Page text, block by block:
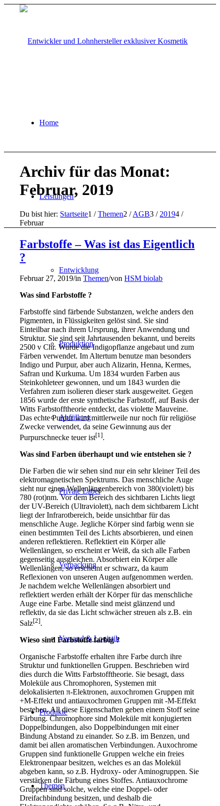
Home
Leistungen
Entwicklung
Produktion
Abfüllung
Private Label
Verpackung
Versand & Logistik
Produkte
Themen
Archiv für das Monat:
Februar, 2019
Du bist hier: Startseite1 / Themen2 / AGB3 / 20194 /
Februar
Farbstoffe – Was ist das Eigentlich
?
Februar 27, 2019/inThemen/vonHSM biolab
Was sind Farbstoffe ?
Farbstoffe sind färbende Substanzen, welche anders den
Pigmenten, in Flüssigkeiten gelöst sind. Sie sind
Einteilbar nach ihrem Ursprung, ihrer Anwendung und
Struktur. Sie sind seit Jahrtausenden bekannt, und bereits
2500 v Chr. Wurde die Indigopflanze angebaut und zum
Färben verwendet. Im Altertum benutze man besonders
Indigo und Purpur, aber auch Alizarin, Henna, Kermes,
Safran und Kurkuma. Um 1834 wurden Farben aus
Steinkohleteer gewonnen, und um 1843 wurden die
Verfahren zum isolieren dieser stark ausgeweitet. Gegen
1856 wurde der erste synthetische Farbstoff, auf Basis der
Witts Farbstofftheorie entdeckt, das violette Mauveine.
Das echte Purpur wird mittlerweile nur noch für religiöse
Zwecke verwendet, da seine Gewinnung aus der
Purpurschnecke teuer ist[1].
Was sind Farben überhaupt und wie entstehen sie ?
Die Farben die wir sehen sind nur ein sehr kleiner Teil des
elektromagnetischen Spektrums. Das menschliche Auge
sieht nur einen Wellenlängenbereich von 380(violett) bis
780 (rot)nm. Vor dem Bereich des sichtbaren Lichts liegt
der UV-Bereich (Ultraviolett), nach dem sichtbarem Licht
liegt der Infrarotbereich, beide unsichtbar für das
menschliche Auge. Jegliche Körper sind farbig wenn sie
einen bestimmten Teil des Lichts absorbieren, und einen
anderen reflektieren. Reflektiert ein Körper alle
Wellenlängen, so erscheint er Weiß, da sich alle Farben
gegenseitig ausgleichen. Absorbiert ein Körper alle
Wellenlängen, so erscheint er schwarz, da kaum
Reflexionen von unseren Augen aufgenommen werden.
Je nachdem welche Wellenlängen absorbiert und
reflektiert werden erhält der Körper für das menschliche
Auge eine Farbe. Metalle sind meist glänzend und
reflektiv, da sie das Licht schwächer streuen als z.B. ein
Salz[2].
Wieso sind Farbstoffe farbig ?
Organische Farbstoffe erhalten ihre Farbe durch ihre
Struktur und funktionellen Gruppen. Beschrieben wird
dies durch die Witts Farbstofftheorie. Sie besagt, dass
Moleküle aus Chromophoren, Systemen mit
delokalisiertenπ-Elektronen, auxochromen Gruppen mit
+M-Effekt und antiauxochromen Gruppen mit -M-Effekt
bestehen. All diese Eigenschaften geben einem Stoff seine
Färbung. Chromophore sind Moleküle mit konjugierten
Doppelbindungen, also Doppelbindungen mit einer
Bindung Abstand zu einander. So z.B. im Benzen, und
damit bei allen aromatischen Verbindungen. Auxochrome
Gruppen sind funktionelle Gruppen welche ein freies
Elektronenpaar besitzen, welches es an das Molekül
abgeben kann, so z.B. Hydroxy- oder Aminogruppen. Sie
verstärken die Färbung eines Stoffes. Antiauxochrome
Gruppen sind solche, welche eine Doppel- oder
Dreifachbindung besitzen, und deshalb die